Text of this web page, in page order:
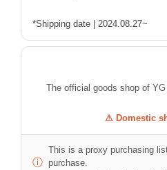
*Shipping date | 2024.08.27~
The official goods shop of
⚠ Domestic
ⓘ
This is a proxy purchasing
purchase.